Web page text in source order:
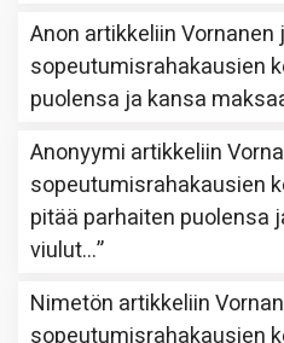
Anon artikkeliinVornanen
sopeutumisrahakausien
puolensa ja kansa
Anonyymi artikkeliin
sopeutumisrahakausien
pitää parhaiten puolensa
viulut…”
Nimetön artikkeliin